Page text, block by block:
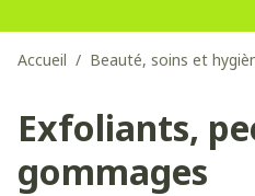
Accueil / Beauté, soins et
Exfoliants,
gommages